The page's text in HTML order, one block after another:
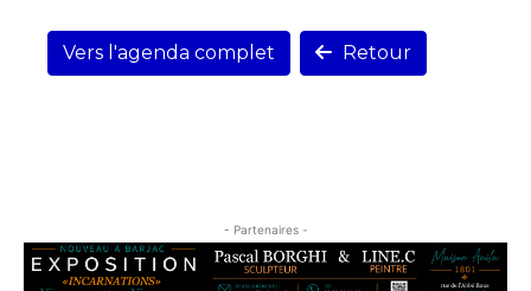
Vers l'agenda complet Retour
- Partenaires -